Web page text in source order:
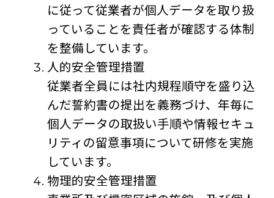
に従って従業者が個人データを取り扱
っていることを責任者が確認する体制
を整備しています。
人的安全管理措置
従業者全員には社内規程順守を盛り込
んだ誓約書の提出を義務づけ、年毎に
個人データの取扱い手順や情報セキュ
リティの留意事項について研修を実施
しています。
物理的安全管理措置